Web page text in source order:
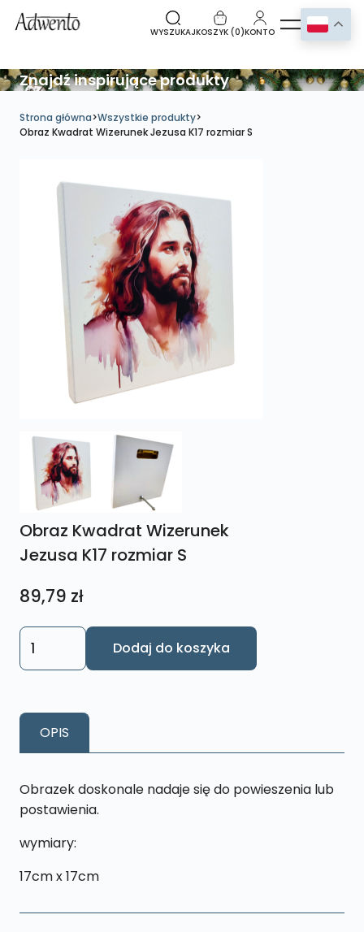
WYSZUKAJKOSZYK (0)KONTO
Znajdź inspirujące produkty
Strona główna>Wszystkie produkty>
Obraz Kwadrat Wizerunek Jezusa K17 rozmiar S
Obraz Kwadrat Wizerunek
Jezusa K17 rozmiar S
89,79 zł
ilość
Obraz
Jezusa
S
Dodaj do koszyka
OPIS
Obrazek doskonale nadaje się do powieszenia lub
postawienia.
wymiary:
17cm x 17cm